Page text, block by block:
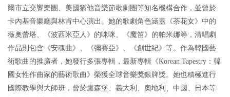
爾市立交響樂團、美國猶他音樂節歌劇團等知名機構合作，並曾於
卡內基音樂廳與林肯中心演出。她的歌劇角色涵蓋《茶花女》中的
薇奧蕾塔、《波西米亞人》的咪咪、《魔笛》的帕米娜等，清唱劇
作品則包含《安魂曲》、《彌賽亞》、《創世紀》等。作為韓國藝
術歌曲的推廣者，她發行多張專輯，最新專輯《Korean Tapestry：韓
國女性作曲家的藝術歌曲》榮獲全球音樂獎銀牌獎。她也積極進行
國際教學與大師班，曾於盧森堡、義大利、奧地利、中國、日本等